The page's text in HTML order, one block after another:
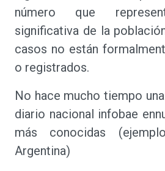
número que
significativa de la
casos no están
o registrados.
No hace mucho tiempo
diario nacional infobae
más conocidas
Argentina)